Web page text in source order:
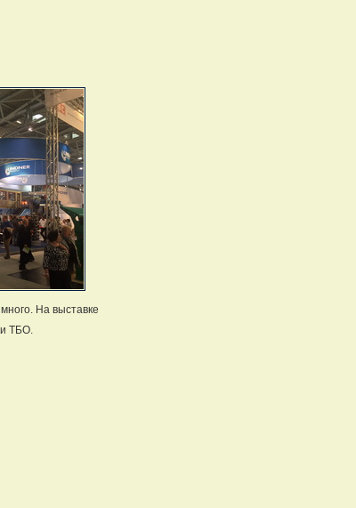
На выставке
ТБО.